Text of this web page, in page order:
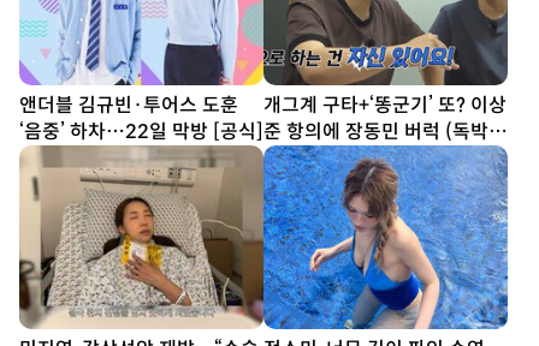
앤더블 김규빈·투어스 도훈
‘음중’ 하차…22일 막방 [공식]
개그계 구타+‘똥군기’ 또? 이상
준 항의에 장동민 버럭 (독박투
어)